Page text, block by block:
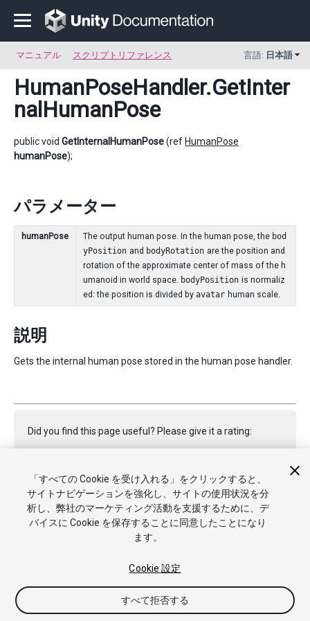
マニュアル スクリプトリファレンス 言語: 日本語
HumanPoseHandler.GetInter
nalHumanPose
public void GetInternalHumanPose(ref HumanPose
humanPose);
パラメーター
humanPose The output human pose. In the human pose, the bod
yPosition and bodyRotation are the position and
rotation of the approximate center of mass of the h
umanoid in world space. bodyPosition is normaliz
ed: the position is divided by avatar human scale.
説明
Gets the internal human pose stored in the human pose handler.
Did you find this page useful? Please give it a rating:
Report a problem on this page
Copyright © 2023 Unity Technologies. Publication 2022.2
チュートリアル
Answers ナレッジベース
「すべての Cookie を受け入れる」をクリックすると、
サイトナビゲーションを強化し、サイトの使用状況を分
析し、弊社のマーケティング活動を支援するために、デ
バイスに Cookie を保存することに同意したことになり
ます。
Cookie 設定
すべて拒否する